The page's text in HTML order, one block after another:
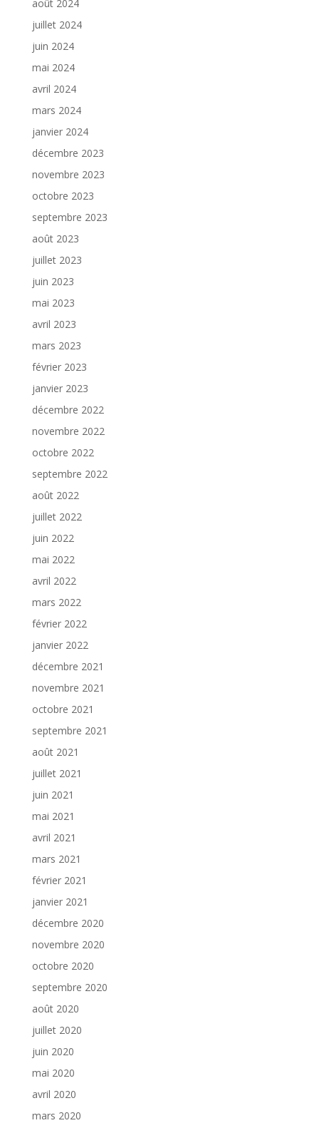
août 2024
juillet 2024
juin 2024
mai 2024
avril 2024
mars 2024
janvier 2024
décembre 2023
novembre 2023
octobre 2023
septembre 2023
août 2023
juillet 2023
juin 2023
mai 2023
avril 2023
mars 2023
février 2023
janvier 2023
décembre 2022
novembre 2022
octobre 2022
septembre 2022
août 2022
juillet 2022
juin 2022
mai 2022
avril 2022
mars 2022
février 2022
janvier 2022
décembre 2021
novembre 2021
octobre 2021
septembre 2021
août 2021
juillet 2021
juin 2021
mai 2021
avril 2021
mars 2021
février 2021
janvier 2021
décembre 2020
novembre 2020
octobre 2020
septembre 2020
août 2020
juillet 2020
juin 2020
mai 2020
avril 2020
mars 2020